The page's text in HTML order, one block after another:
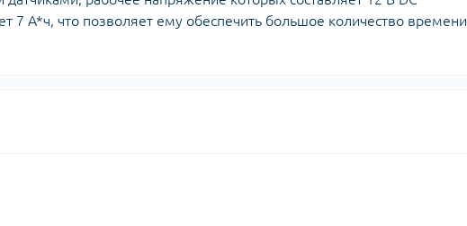
7 А*ч, что позволяет ему обеспечить большое количество времени